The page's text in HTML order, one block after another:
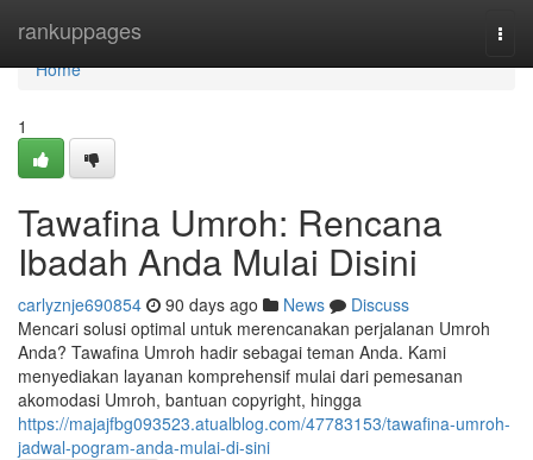
rankuppages
Home
Home
1
Tawafina Umroh: Rencana
Ibadah Anda Mulai Disini
carlyznje690854 90 days ago News
Discuss
Mencari solusi optimal untuk merencanakan perjalanan Umroh
Anda? Tawafina Umroh hadir sebagai teman Anda. Kami
menyediakan layanan komprehensif mulai dari pemesanan
akomodasi Umroh, bantuan copyright, hingga
https://majajfbg093523.atualblog.com/47783153/tawafina-umroh-
jadwal-pogram-anda-mulai-di-sini